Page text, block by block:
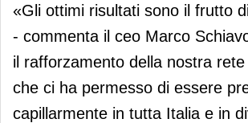
«Gli ottimi risultati sono il frutto
- commenta il ceo Marco
il rafforzamento della nostra
che ci ha permesso di essere
capillarmente in tutta Italia e in